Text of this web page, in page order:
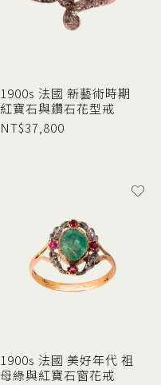
1900s 法國 新藝術時期
紅寶石與鑽石花型戒
NT$37,800
1900s 法國 美好年代 祖
母綠與紅寶石窗花戒